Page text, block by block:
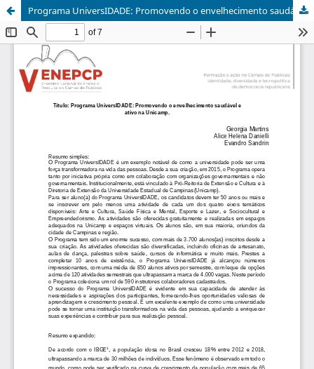
Programa UniversIDADE: Promovendo o envelhecimento saudável e ativo na Unicamp